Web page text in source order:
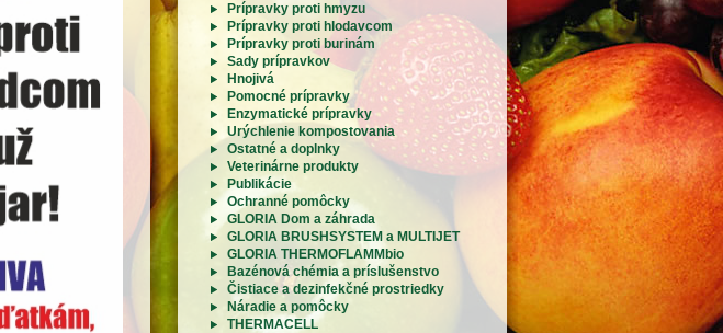
Prípravky proti hmyzu
Prípravky proti hlodavcom
Prípravky proti burinám
Sady prípravkov
Hnojivá
Pomocné prípravky
Enzymatické prípravky
Urýchlenie kompostovania
Ostatné a doplnky
Veterinárne produkty
Publikácie
Ochranné pomôcky
GLORIA Dom a záhrada
GLORIA BRUSHSYSTEM a MULTIJET
GLORIA THERMOFLAMMbio
Bazénová chémia a príslušenstvo
Čistiace a dezinfekčné prostriedky
Náradie a pomôcky
THERMACELL